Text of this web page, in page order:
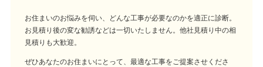
お住まいのお悩みを伺い、どんな工事が必要なのかを適正に診断。
お見積り後の変な勧誘などは一切いたしません。他社見積り中の相
見積りも大歓迎。
ぜひあなたのお住まいにとって、最適な工事をご提案させくださ